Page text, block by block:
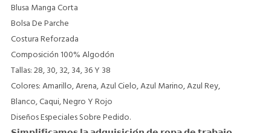
Blusa Manga Corta
Bolsa De Parche
Costura Reforzada
Composición 100% Algodón
Tallas: 28, 30, 32, 34, 36 Y 38
Colores: Amarillo, Arena, Azul Cielo, Azul Marino, Azul Rey,
Blanco, Caqui, Negro Y Rojo
Diseños Especiales Sobre Pedido.